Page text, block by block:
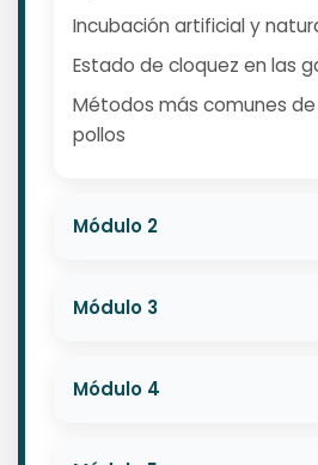
Incubación artificial y
Estado de cloquez en las
Métodos más comunes
pollos
Módulo 2
Módulo 3
Módulo 4